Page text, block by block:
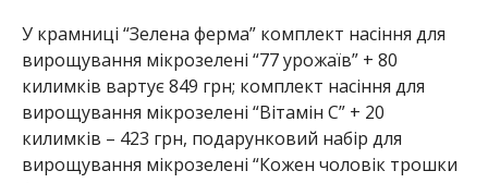
У крамниці “Зелена ферма” комплект насіння для
вирощування мікрозелені “77 урожаїв” + 80
килимків вартує 849 грн; комплект насіння для
вирощування мікрозелені “Вітамін C” + 20
килимків – 423 грн, подарунковий набір для
вирощування мікрозелені “Кожен чоловік трошки